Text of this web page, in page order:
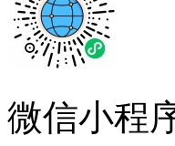
微信小程